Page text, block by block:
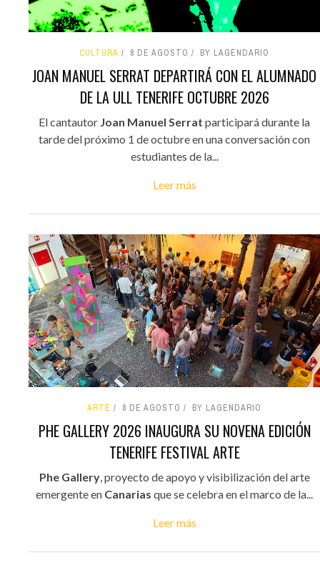
CULTURA 8 DE AGOSTO BY LAGENDARIO
JOAN MANUEL SERRAT DEPARTIRÁ CON EL ALUMNADO
DE LA ULL TENERIFE OCTUBRE 2026
El cantautor Joan Manuel Serrat participará durante la
tarde del próximo 1 de octubre en una conversación con
estudiantes de la...
Leer más
ARTE 8 DE AGOSTO BY LAGENDARIO
PHE GALLERY 2026 INAUGURA SU NOVENA EDICIÓN
TENERIFE FESTIVAL ARTE
Phe Gallery, proyecto de apoyo y visibilización del arte
emergente en Canarias que se celebra en el marco de la...
Leer más